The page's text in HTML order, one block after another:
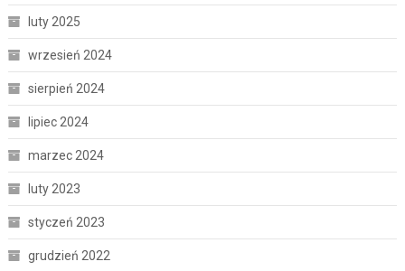
luty 2025
wrzesień 2024
sierpień 2024
lipiec 2024
marzec 2024
luty 2023
styczeń 2023
grudzień 2022